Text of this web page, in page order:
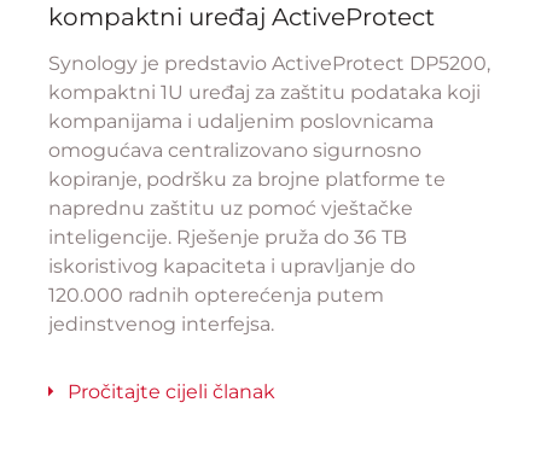
kompaktni uređaj ActiveProtect
Synology je predstavio ActiveProtect DP5200,
kompaktni 1U uređaj za zaštitu podataka koji
kompanijama i udaljenim poslovnicama
omogućava centralizovano sigurnosno
kopiranje, podršku za brojne platforme te
naprednu zaštitu uz pomoć vještačke
inteligencije. Rješenje pruža do 36 TB
iskoristivog kapaciteta i upravljanje do
120.000 radnih opterećenja putem
jedinstvenog interfejsa.
Pročitajte cijeli članak